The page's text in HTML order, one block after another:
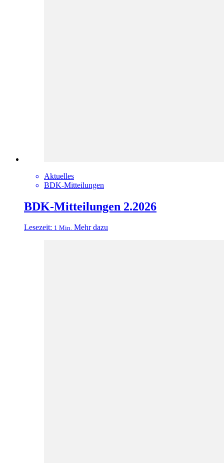
Aktuelles
BDK-Mitteilungen
BDK-Mitteilungen 2.2026
Lesezeit: 1 Min. Mehr dazu